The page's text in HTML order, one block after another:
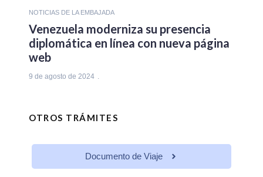
NOTICIAS DE LA EMBAJADA
Venezuela moderniza su presencia
diplomática en línea con nueva página
web
9 de agosto de 2024
OTROS TRÁMITES
Documento de Viaje